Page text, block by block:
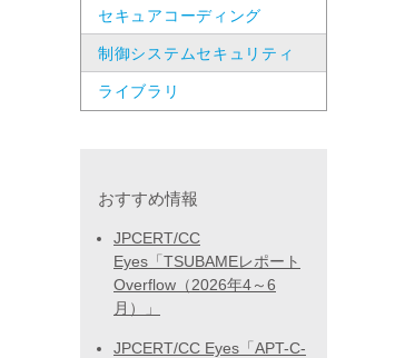
セキュアコーディング
制御システムセキュリティ
ライブラリ
おすすめ情報
JPCERT/CC
Eyes「TSUBAMEレポート
Overflow（2026年4～6
月）」
JPCERT/CC Eyes「APT-C-